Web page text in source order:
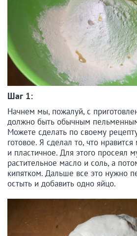
Шаг 1:
Начнем мы, пожалуй, с
должно быть обычным
Можете сделать по своему
готовое. Я сделал то, что
и пластичное. Для этого просеял
растительное масло и соль, а
кипятком. Дальше все это нужно
остыть и добавить одно яйцо.